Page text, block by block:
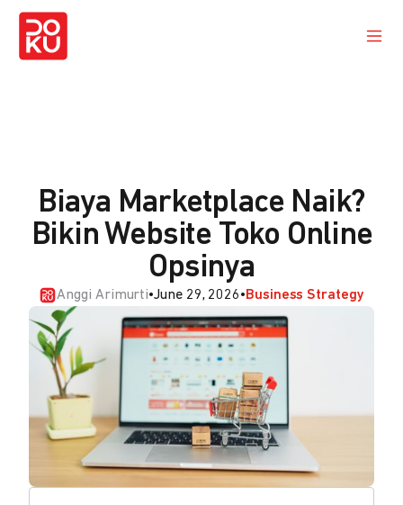
Biaya Marketplace Naik?
Bikin Website Toko Online
Opsinya
Anggi Arimurti•June 29, 2026•Business Strategy